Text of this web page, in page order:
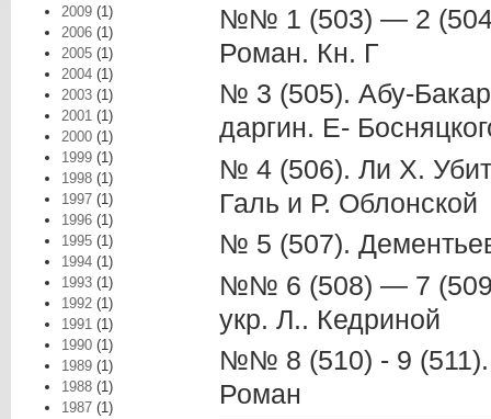
2009 (1)
2006 (1)
2005 (1)
2004 (1)
2003 (1)
2001 (1)
2000 (1)
1999 (1)
1998 (1)
1997 (1)
1996 (1)
1995 (1)
1994 (1)
1993 (1)
1992 (1)
1991 (1)
1990 (1)
1989 (1)
1988 (1)
1987 (1)
№№ 1 (503) — 2
Роман. Кн. Г
№ 3 (505). Абу-
даргин. Е-
№ 4 (506). Ли X.
Галь и Р. Облонской
№ 5 (507).
№№ 6 (508) — 7
укр. Л.. Кедриной
№№ 8 (510) - 9 (511).
Роман